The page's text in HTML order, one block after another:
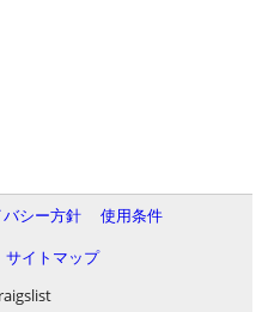
バシー方針
使用条件
サイトマップ